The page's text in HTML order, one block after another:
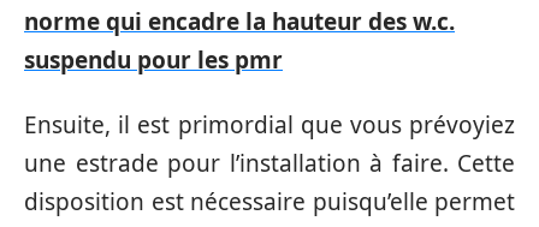
norme qui encadre la hauteur des w.c.
suspendu pour les pmr
Ensuite, il est primordial que vous prévoyiez
une estrade pour l’installation à faire. Cette
disposition est nécessaire puisqu’elle permet